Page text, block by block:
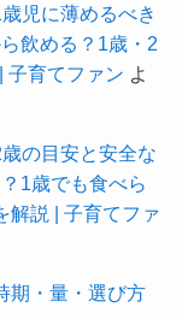
児に薄めるべき
飲める？1歳・2
子育てファン よ
の目安と安全な
1歳でも食べら
解説 | 子育てファ
期・量・選び方